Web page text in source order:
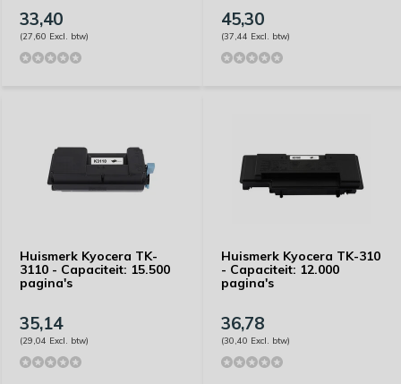
33,40
(27,60 Excl. btw)
45,30
(37,44 Excl. btw)
Huismerk Kyocera TK-
3110 - Capaciteit: 15.500
pagina's
35,14
(29,04 Excl. btw)
Huismerk Kyocera TK-310
- Capaciteit: 12.000
pagina's
36,78
(30,40 Excl. btw)